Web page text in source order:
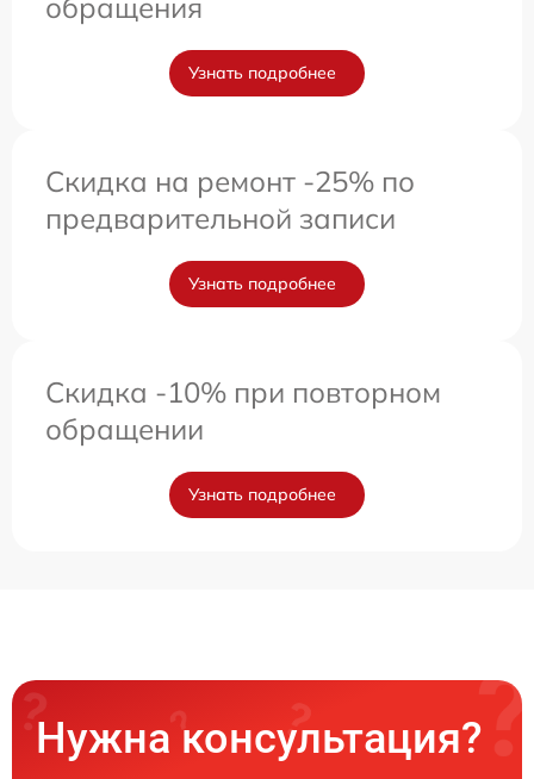
Узнать подробнее
Скидка на ремонт -25% по
предварительной записи
Узнать подробнее
Скидка -10% при повторном
обращении
Узнать подробнее
Нужна консультация?